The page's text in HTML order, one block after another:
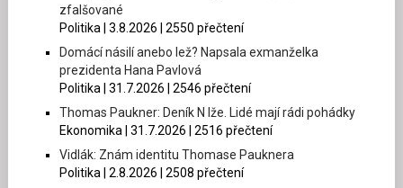
zfalšované
Politika | 3.8.2026 | 2550 přečtení
Domácí násilí anebo lež? Napsala exmanželka
prezidenta Hana Pavlová
Politika | 31.7.2026 | 2546 přečtení
Thomas Paukner: Deník N lže. Lidé mají rádi pohádky
Ekonomika | 31.7.2026 | 2516 přečtení
Vidlák: Znám identitu Thomase Pauknera
Politika | 2.8.2026 | 2508 přečtení